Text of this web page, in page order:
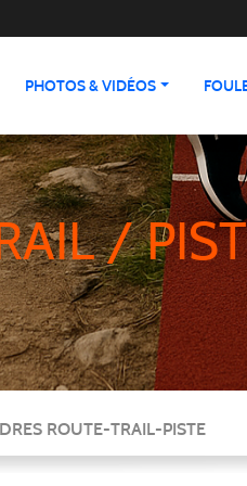
PHOTOS & VIDÉOS
/
ROUTE-TRAIL-PISTE